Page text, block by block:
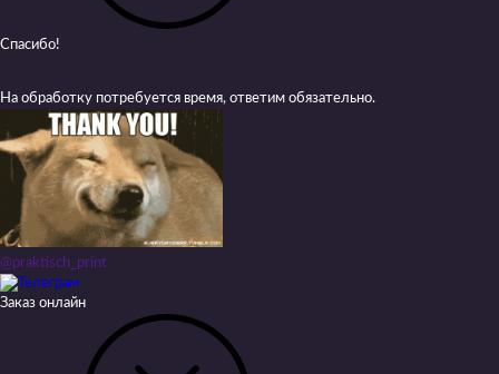
Спасибо!
На обработку потребуется время, ответим обязательно.
@praktisch_print
Заказ онлайн